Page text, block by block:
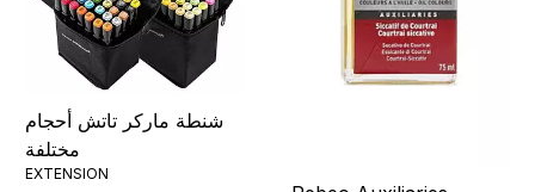
شنطة ماركر تاتش أحجام
مختلفة
EXTENSION